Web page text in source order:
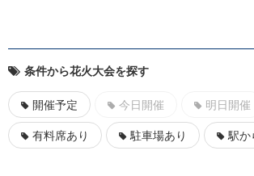
条件から花火大会を探す
開催予定 今日開催 明日開催
有料席あり
駐車場あり 駅か